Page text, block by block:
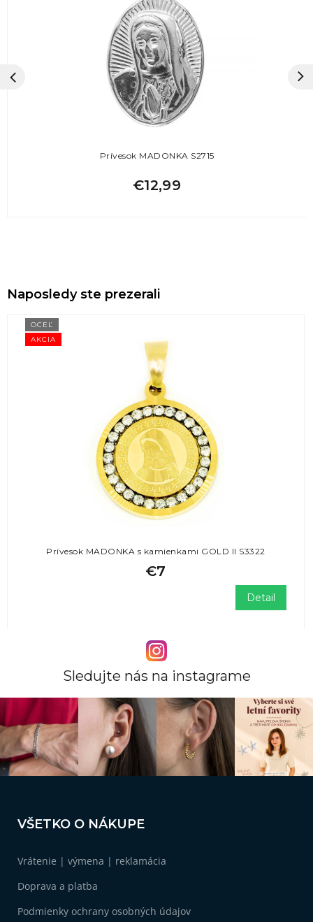
Prívesok MADONKA S2715
€12,99
Naposledy ste prezerali
AKCIA
OCEĽ
Prívesok MADONKA s kamienkami GOLD II S3322
€7
Detail
Sledujte nás na instagrame
VŠETKO O NÁKUPE
Vrátenie | výmena | reklamácia
Doprava a platba
Podmienky ochrany osobných údajov